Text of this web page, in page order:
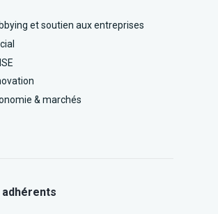
et soutien aux entreprises
& marchés
adhérents